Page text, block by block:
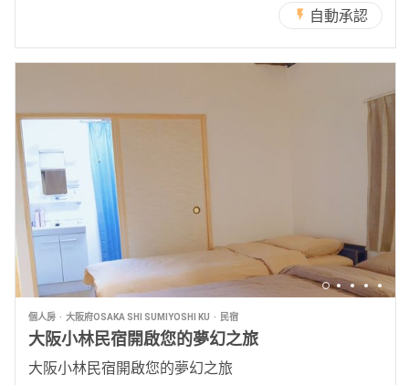
自動承認
個人房 大阪府OSAKA SHI SUMIYOSHI KU 民宿
大阪小林民宿開啟您的夢幻之旅
大阪小林民宿開啟您的夢幻之旅